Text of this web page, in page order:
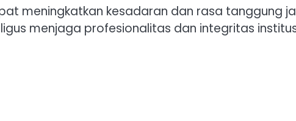
meningkatkan kesadaran dan rasa
menjaga profesionalitas dan integritas